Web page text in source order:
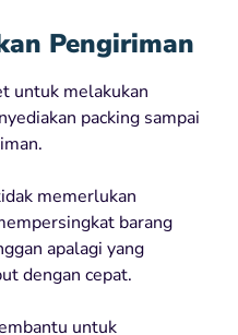
Pengiriman
untuk melakukan
packing sampai
memerlukan
barang
apalagi yang
dengan cepat.
untuk